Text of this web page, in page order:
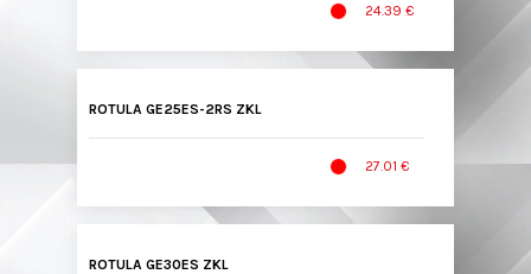
24.39 €
ROTULA GE25ES-2RS ZKL
27.01 €
ROTULA GE30ES ZKL